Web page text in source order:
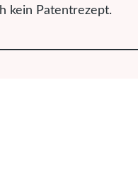
kein Patentrezept.